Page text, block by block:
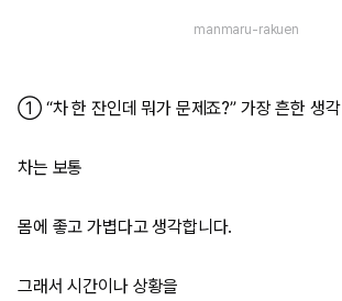
manmaru-rakuen
① “차 한 잔인데 뭐가 문제죠?” 가장 흔한 생각
차는 보통
몸에 좋고 가볍다고 생각합니다.
그래서 시간이나 상황을